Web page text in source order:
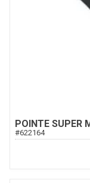
POINTE SUPER
#622164